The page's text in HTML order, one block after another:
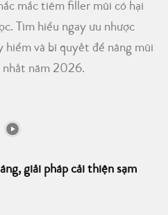
mắc tiêm filler mũi có hại
Tìm hiểu ngay ưu nhược
hiểm và bí quyết để nâng mũi
nhất năm 2026.
giải pháp cải thiện sạm